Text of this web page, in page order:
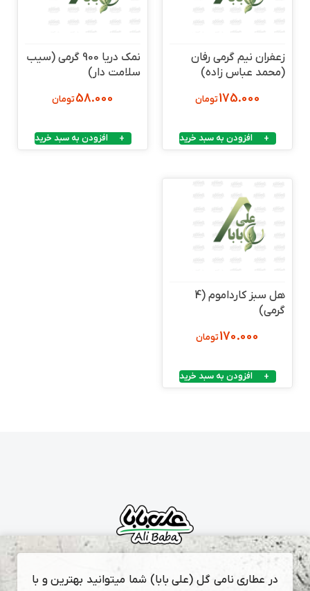
زعفران نیم گرمی رفان
(محمد عباس زاده)
175.000تومان
افزودن به سبد خرید
نمک دریا 900 گرمی (سیب
سلامت دار)
58.000تومان
افزودن به سبد خرید
هل سبز کارداموم (4
گرمی)
170.000تومان
افزودن به سبد خرید
در عطاری نامی گل (علی بابا) شما میتوانید بهترین و با